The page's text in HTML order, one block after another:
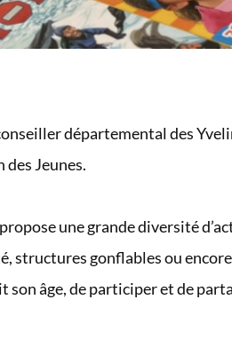
départemental des
des Jeunes.
une grande diversité
structures gonflables ou
son âge, de participer et de